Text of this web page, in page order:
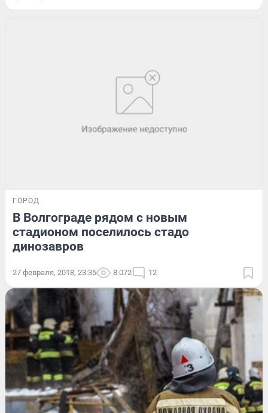
ГОРОД
В Волгограде рядом с новым
стадионом поселилось стадо
динозавров
27 февраля, 2018, 23:35 8 072 12